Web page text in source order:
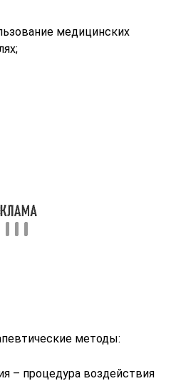
медицинских
методы:
– процедура воздействия